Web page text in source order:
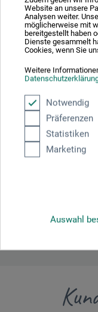
Website an unsere
Analysen weiter.
möglicherweise mit
bereitgestellt haben
Dienste gesammelt
Cookies, wenn Sie
Weitere
Notwendig
Präferenzen
Statistiken
Marketing
Auswahl
boesner GmbH
Liegnitzer Str. 17